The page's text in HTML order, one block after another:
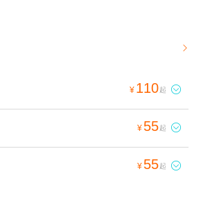

¥ 110起 
¥ 55起 
¥ 55起 